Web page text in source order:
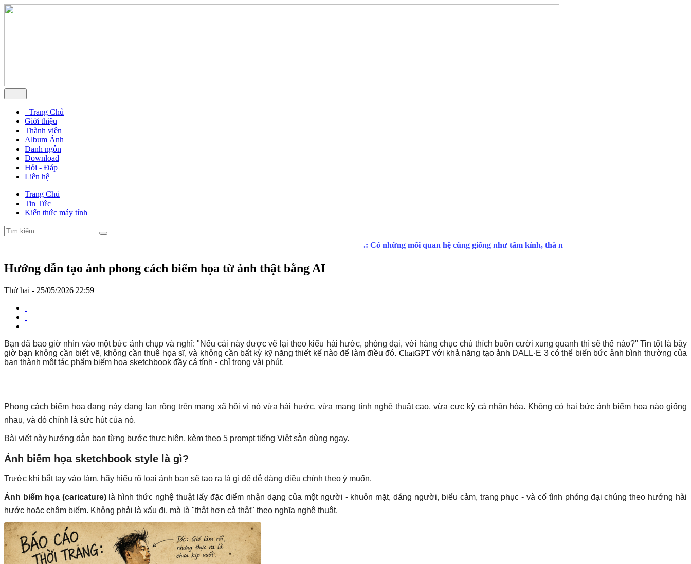
Trang Chủ
Giới thiệu
Thành viên
Album Ảnh
Danh ngôn
Download
Hỏi - Đáp
Liên hệ
Trang Chủ
Tin Tức
Kiến thức máy tính
Hướng dẫn tạo ảnh phong cách biếm họa từ ảnh thật bằng AI
Thứ hai - 25/05/2026 22:59
Bạn đã bao giờ nhìn vào một bức ảnh chụp và nghĩ: "Nếu cái này được vẽ lại theo kiểu hài hước, phóng đại, với hàng chục chú thích buồn cười xung quanh thì sẽ thế nào?" Tin tốt là bây
giờ bạn không cần biết vẽ, không cần thuê họa sĩ, và không cần bất kỳ kỹ năng thiết kế nào để làm điều đó. ChatGPTvới khả năng tạo ảnh DALL·E 3 có thể biến bức ảnh bình thường của
bạn thành một tác phẩm biếm họa sketchbook đầy cá tính - chỉ trong vài phút.
Phong cách biếm họa dạng này đang lan rộng trên mạng xã hội vì nó vừa hài hước, vừa mang tính nghệ thuật cao, vừa cực kỳ cá nhân hóa. Không có hai bức ảnh biếm họa nào giống
nhau, và đó chính là sức hút của nó.
Bài viết này hướng dẫn bạn từng bước thực hiện, kèm theo 5 prompt tiếng Việt sẵn dùng ngay.
Ảnh biếm họa sketchbook style là gì?
Trước khi bắt tay vào làm, hãy hiểu rõ loại ảnh bạn sẽ tạo ra là gì để dễ dàng điều chỉnh theo ý muốn.
Ảnh biếm họa (caricature)là hình thức nghệ thuật lấy đặc điểm nhận dạng của một người - khuôn mặt, dáng người, biểu cảm, trang phục - và cố tình phóng đại chúng theo hướng hài
hước hoặc châm biếm. Không phải là xấu đi, mà là "thật hơn cả thật" theo nghĩa nghệ thuật.